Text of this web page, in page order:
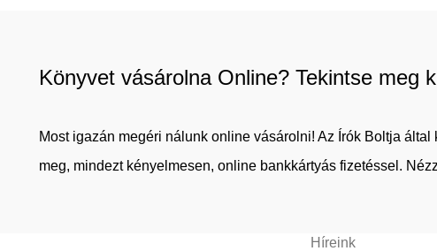
Könyvet vásárolna Online? Tekintse meg
Most igazán megéri nálunk online vásárolni! Az Írók Boltja
meg, mindezt kényelmesen, online bankkártyás fizetéssel.
Híreink